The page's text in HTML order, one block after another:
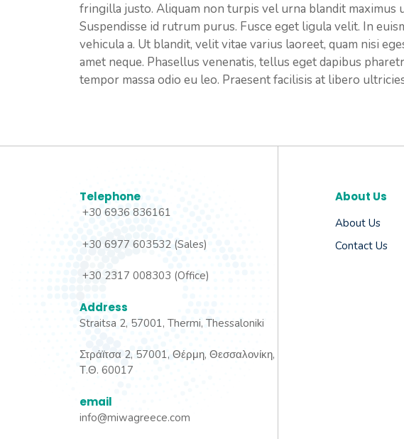
fringilla justo. Aliquam non turpis vel urna blandit maximus
Suspendisse id rutrum purus. Fusce eget ligula velit. In
vehicula a. Ut blandit, velit vitae varius laoreet, quam nisi
amet neque. Phasellus venenatis, tellus eget dapibus
tempor massa odio eu leo. Praesent facilisis at libero
Telephone
+30 6936 836161
+30 6977 603532 (Sales)
+30 2317 008303 (Office)
Address
Straitsa 2, 57001, Thermi, Thessaloniki
Στράϊτσα 2, 57001, Θέρμη, Θεσσαλονίκη,
Τ.Θ. 60017
email
info@miwagreece.com
About Us
About Us
Contact Us